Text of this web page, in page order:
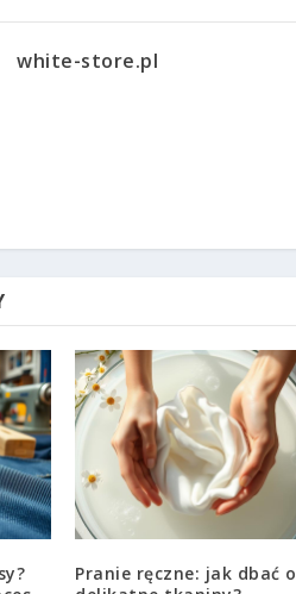
white-store.pl
Pranie ręczne: jak dbać o